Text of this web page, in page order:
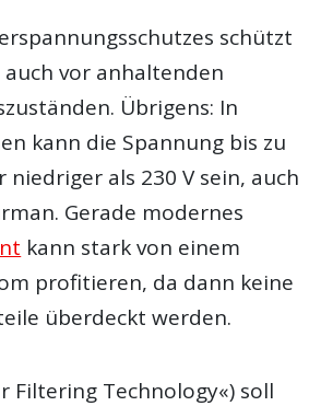
schützt
auch vor anhaltenden
Übrigens: In
kann die Spannung bis zu
niedriger als 230 V sein, auch
Gerade modernes
kann stark von einem
profitieren, da dann keine
überdeckt werden.
Filtering Technology«) soll